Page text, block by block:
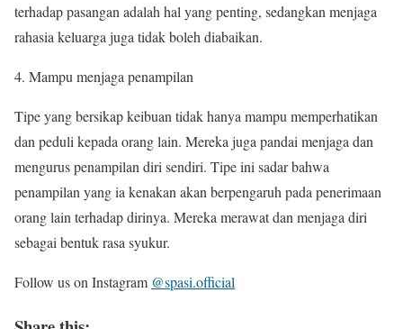
terhadap pasangan adalah hal yang penting, sedangkan menjaga
rahasia keluarga juga tidak boleh diabaikan.
Mampu menjaga penampilan
Tipe yang bersikap keibuan tidak hanya mampu memperhatikan
dan peduli kepada orang lain. Mereka juga pandai menjaga dan
mengurus penampilan diri sendiri. Tipe ini sadar bahwa
penampilan yang ia kenakan akan berpengaruh pada penerimaan
orang lain terhadap dirinya. Mereka merawat dan menjaga diri
sebagai bentuk rasa syukur.
Follow us on Instagram @spasi.official